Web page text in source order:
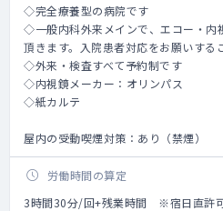
◇完全療養型の病院です
◇一般内科外来メインで、エコー・内
頂きます。入院患者対応をお願いする
◇外来・検査すべて予約制です
◇内視鏡メーカー：オリンパス
◇紙カルテ
屋内の受動喫煙対策：あり（禁煙）
労働時間の算定
3時間30分/回+残業時間 ※宿日直許